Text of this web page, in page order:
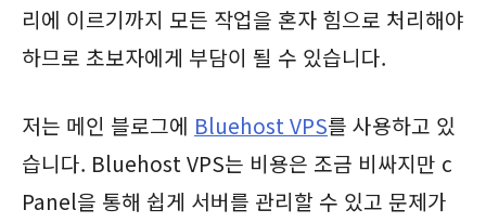
리에 이르기까지 모든 작업을 혼자 힘으로 처리해야
하므로 초보자에게 부담이 될 수 있습니다.
저는 메인 블로그에 Bluehost VPS를 사용하고 있
습니다. Bluehost VPS는 비용은 조금 비싸지만 c
Panel을 통해 쉽게 서버를 관리할 수 있고 문제가